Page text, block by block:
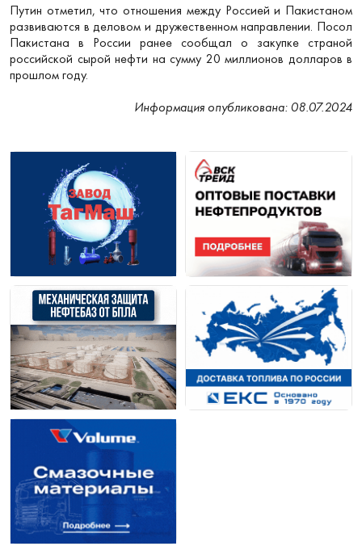
Путин отметил, что отношения между Россией и Пакистаном
развиваются в деловом и дружественном направлении. Посол
Пакистана в России ранее сообщал о закупке страной
российской сырой нефти на сумму 20 миллионов долларов в
прошлом году.
Информация опубликована: 08.07.2024